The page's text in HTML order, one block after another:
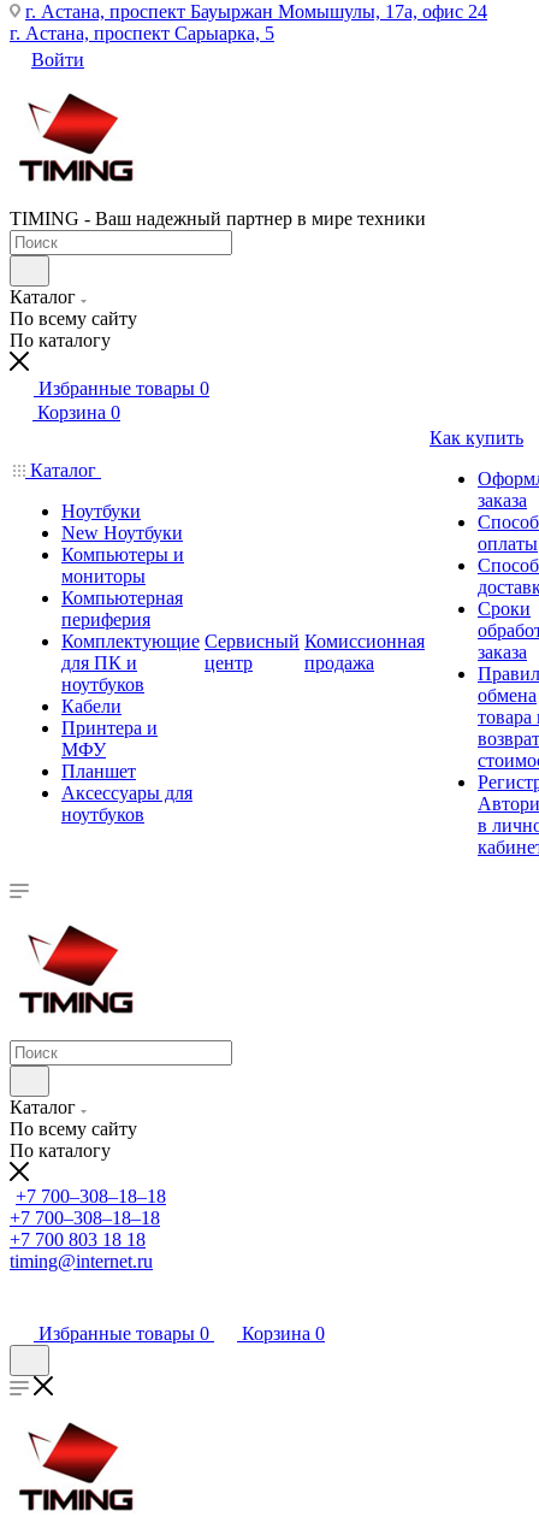
г. Астана, проспект Бауыржан Момышулы, 17а, офис 24
г. Астана, проспект Сарыарка, 5
Войти
TIMING - Ваш надежный партнер в мире техники
Каталог
По всему сайту
По каталогу
Избранные товары 0
Корзина 0
Каталог
Ноутбуки
New Ноутбуки
Компьютеры и
мониторы
Компьютерная
периферия
Комплектующие
для ПК и
ноутбуков
Кабели
Принтера и
МФУ
Планшет
Аксессуары для
ноутбуков
Сервисный
центр
Комиссионная
продажа
Как купить
заказа
оплаты
Сроки
заказа
обмена
товара
в
Каталог
По всему сайту
По каталогу
+7 700‒308‒18‒18
+7 700‒308‒18‒18
+7 700 803 18 18
timing@internet.ru
Избранные товары 0 Корзина 0